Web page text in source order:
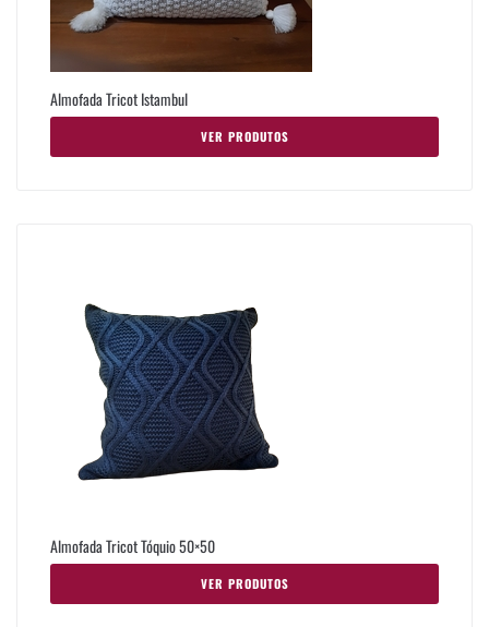
Almofada Tricot Istambul
VER PRODUTOS
Almofada Tricot Tóquio 50×50
VER PRODUTOS